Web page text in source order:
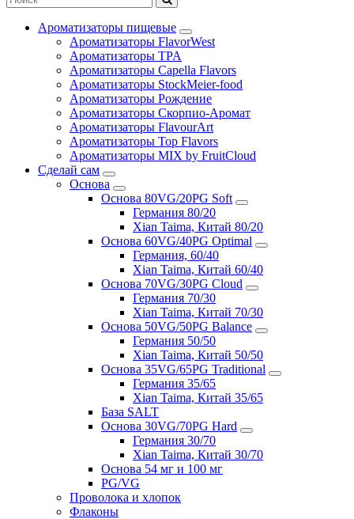
Ароматизаторы пищевые
Ароматизаторы FlavorWest
Ароматизаторы TPA
Ароматизаторы Capella Flavors
Ароматизаторы StockMeier-food
Ароматизаторы Рождение
Ароматизаторы Скорпио-Аромат
Ароматизаторы FlavourArt
Ароматизаторы Top Flavors
Ароматизаторы MIX by FruitCloud
Сделай сам
Основа
Основа 80VG/20PG Soft
Германия 80/20
Xian Taima, Китай 80/20
Основа 60VG/40PG Optimal
Германия, 60/40
Xian Taima, Китай 60/40
Основа 70VG/30PG Cloud
Германия 70/30
Xian Taima, Китай 70/30
Основа 50VG/50PG Balance
Германия 50/50
Xian Taima, Китай 50/50
Основа 35VG/65PG Traditional
Германия 35/65
Xian Taima, Китай 35/65
База SALT
Основа 30VG/70PG Hard
Германия 30/70
Xian Taima, Китай 30/70
Основа 54 мг и 100 мг
PG/VG
Проволока и хлопок
Флаконы